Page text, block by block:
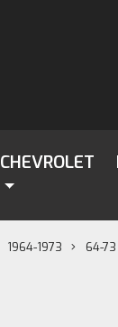
CHEVROLET
1964-1973 64-